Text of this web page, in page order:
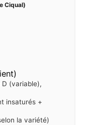
Ciqual)
(variable),
insaturés +
la variété)